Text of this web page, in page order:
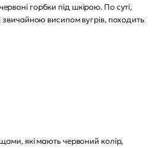
горбки під шкірою. По суті,
звичайною висипом вугрів, походить
які мають червоний колір,